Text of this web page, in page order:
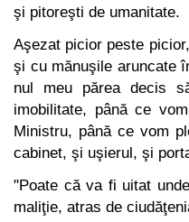
şi pitoreşti de umanitate.
Aşezat picior peste
şi cu mănuşile aruncate
nul meu părea decis
imobilitate, până ce
Ministru, până ce vom
cabinet, şi uşierul, şi
"Poate că va fi uitat
maliţie, atras de